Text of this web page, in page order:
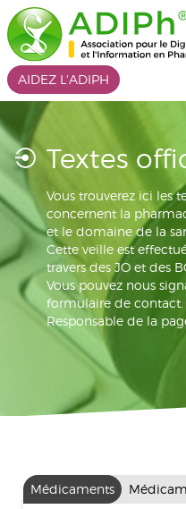
AIDEZ L'ADIPH
Textes
Vous trouverez ici les
concernent la
et le domaine de la
Cette veille est
travers des JO et des
Vous pouvez nous
formulaire de contact.
Responsable de la
Médicaments